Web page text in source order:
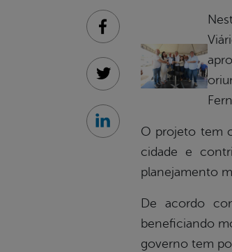
O projeto tem
cidade e
planejamento
De acordo
beneficiando
governo tem
Facebook
Twitter
Linkedin